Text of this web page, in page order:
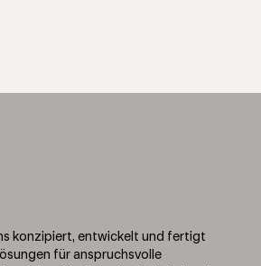
konzipiert, entwickelt und fertigt
für anspruchsvolle